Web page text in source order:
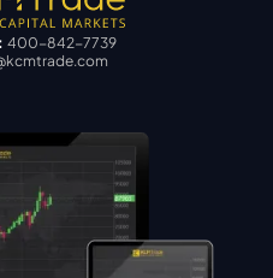
400-842-7739